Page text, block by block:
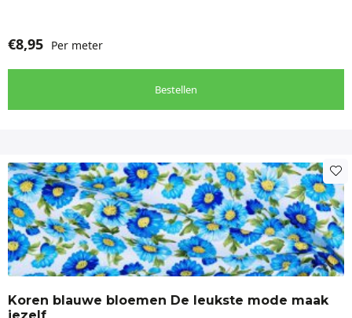
€8,95 Per meter
Bestellen
Koren blauwe bloemen De leukste mode maak
jezelf